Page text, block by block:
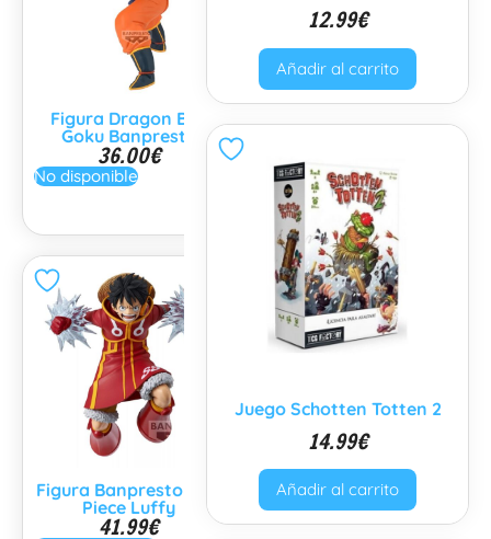
Figura Dragon Ball
Goku Banpresto
36.00€
No disponible Añadir al carrito
Figura Banpresto One
Piece Luffy
41.99€
Figura One Piece Luffy
Banpresto
37.99€
12.99€
Añadir al carrito
Juego Schotten Totten 2
14.99€
Añadir al carrito